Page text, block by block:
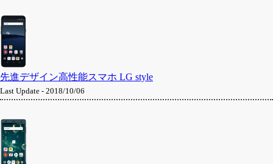
先進デザイン高性能スマホ LG style
Last Update - 2018/10/06